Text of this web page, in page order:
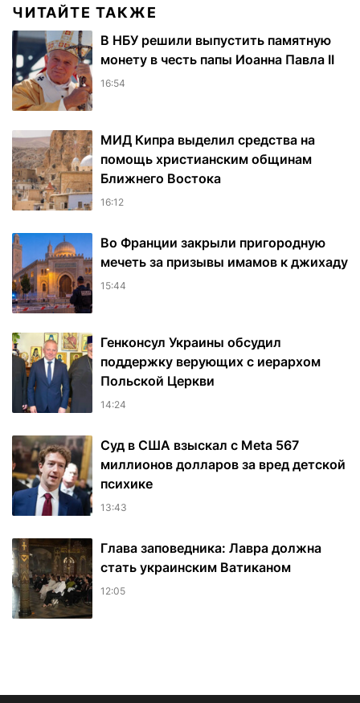
ЧИТАЙТЕ ТАКЖЕ
В НБУ решили выпустить памятную
монету в честь папы Иоанна Павла II
16:54
МИД Кипра выделил средства на
помощь христианским общинам
Ближнего Востока
16:12
Во Франции закрыли пригородную
мечеть за призывы имамов к джихаду
15:44
Генконсул Украины обсудил
поддержку верующих с иерархом
Польской Церкви
14:24
Суд в США взыскал с Meta 567
миллионов долларов за вред детской
психике
13:43
Глава заповедника: Лавра должна
стать украинским Ватиканом
12:05